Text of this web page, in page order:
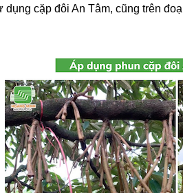
cặp đôi An Tâm, cũng trên